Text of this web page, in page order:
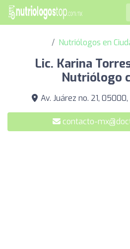
Nutriólogos en
Lic. Karina
Nutriólogo
Av. Juárez no. 21,
contacto-